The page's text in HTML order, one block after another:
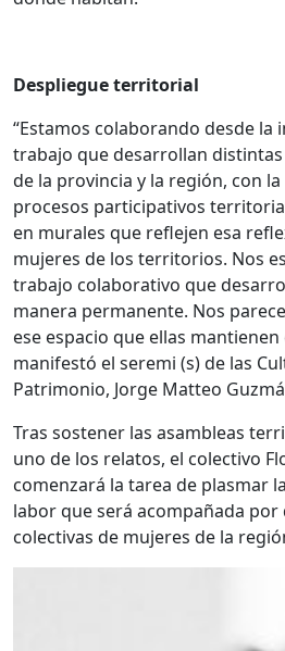
Despliegue territorial
“Estamos colaborando desde la
trabajo que desarrollan
de la provincia y la región, con
procesos participativos
en murales que reflejen esa
mujeres de los territorios. Nos
trabajo colaborativo que
manera permanente. Nos
ese espacio que ellas
manifestó el seremi (s) de las
Patrimonio, Jorge Matteo
Tras sostener las asambleas
uno de los relatos, el colectivo
comenzará la tarea de plasmar
labor que será acompañada
colectivas de mujeres de la